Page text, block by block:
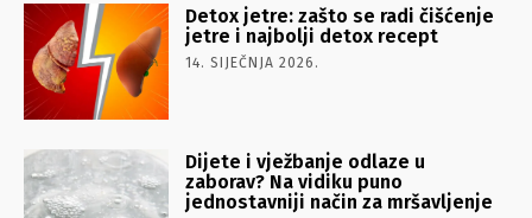
Detox jetre: zašto se radi čišćenje
jetre i najbolji detox recept
14. SIJEČNJA 2026.
Dijete i vježbanje odlaze u
zaborav? Na vidiku puno
jednostavniji način za mršavljenje